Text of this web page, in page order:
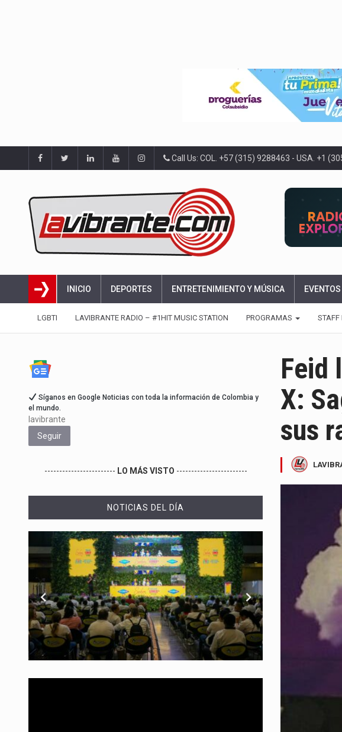
Call Us: COL. +57 (315) 9288463 - USA. +1
INICIO DEPORTES ENTRETENIMIENTO Y MÚSICA EVENTOS
LGBTI LAVIBRANTE RADIO – #1HIT MUSIC STATION PROGRAMAS STAFF
Feid
X:
sus
Síganos en Google Noticias con toda la información de Colombia y
el mundo.
lavibrante
Seguir
------------------------ LO MÁS VISTO ------------------------
NOTICIAS DEL DÍA